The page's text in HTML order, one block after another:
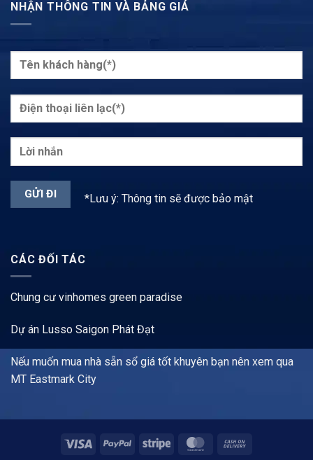
NHẬN THÔNG TIN VÀ BẢNG GIÁ
*Lưu ý: Thông tin sẽ được bảo mật
CÁC ĐỐI TÁC
Chung cư vinhomes green paradise
Dự án Lusso Saigon Phát Đạt
Nếu muốn mua nhà sẵn sổ giá tốt khuyên bạn nên xem qua
MT Eastmark City